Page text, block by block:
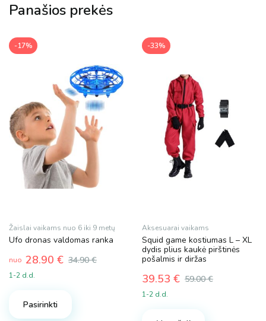
Panašios prekės
-17%
Žaislai vaikams nuo 6 iki 9 metų
Ufo dronas valdomas ranka
nuo 34.90€
28.90 €
1-2 d.d.
Pasirinkti
-33%
Aksesuarai vaikams
Squid game kostiumas L – XL
dydis plius kaukė pirštinės
pošalmis ir diržas
59.00€
Original
price
39.53 €
Current
price
1-2 d.d.